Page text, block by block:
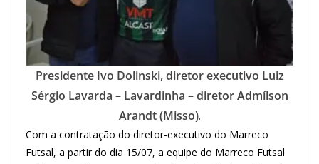
Presidente Ivo Dolinski, diretor executivo Luiz
Sérgio Lavarda – Lavardinha – diretor Admílson
Arandt (Misso).
Com a contratação do diretor-executivo do Marreco
Futsal, a partir do dia 15/07, a equipe do Marreco Futsal